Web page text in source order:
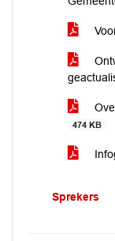
474 KB
Sprekers